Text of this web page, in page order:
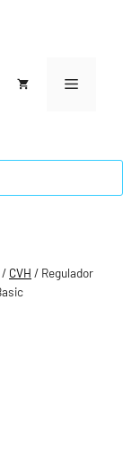
Menú
/ CVH / Regulador